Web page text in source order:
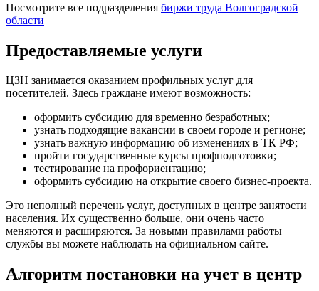
Посмотрите все подразделения биржи труда Волгоградской
области
Предоставляемые услуги
ЦЗН занимается оказанием профильных услуг для
посетителей. Здесь граждане имеют возможность:
оформить субсидию для временно безработных;
узнать подходящие вакансии в своем городе и регионе;
узнать важную информацию об изменениях в ТК РФ;
пройти государственные курсы профподготовки;
тестирование на профориентацию;
оформить субсидию на открытие своего бизнес-проекта.
Это неполный перечень услуг, доступных в центре занятости
населения. Их существенно больше, они очень часто
меняются и расширяются. За новыми правилами работы
службы вы можете наблюдать на официальном сайте.
Алгоритм постановки на учет в центр